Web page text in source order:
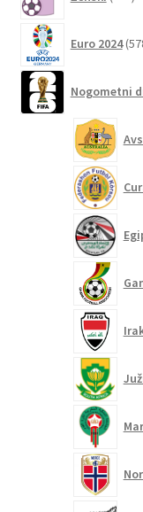
Euro 2024
Nogometni